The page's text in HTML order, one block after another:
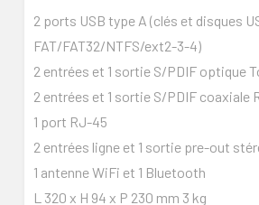
2 ports USB type A (clés et disques
FAT/FAT32/NTFS/ext2-3-4)
2 entrées et 1 sortie S/PDIF optique
2 entrées et 1 sortie S/PDIF coaxiale
1 port RJ-45
2 entrées ligne et 1 sortie pre-out
1 antenne WiFi et 1 Bluetooth
L 320 x H 94 x P 230 mm 3 kg